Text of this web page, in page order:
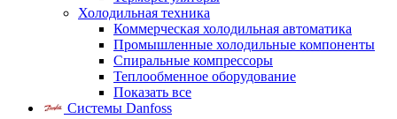
Холодильная техника
Коммерческая холодильная автоматика
Промышленные холодильные компоненты
Спиральные компрессоры
Теплообменное оборудование
Показать все
Системы Danfoss